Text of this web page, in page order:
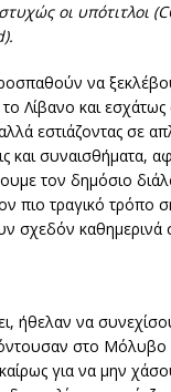
οι υπότιτλοι
να
το Λίβανο και
εστιάζοντας σε
συναισθήματα,
τον δημόσιο
πιο τραγικό
σχεδόν καθημερινά
να
στο Μόλυβο
για να μην